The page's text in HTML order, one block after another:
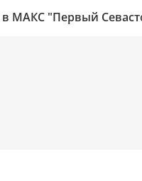
в МАКС "Первый